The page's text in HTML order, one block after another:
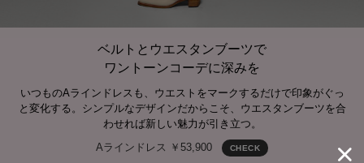
ベルトとウエスタンブーツで
ワントーンコーデに深みを
いつものAラインドレスも、ウエストをマークするだけで印象がぐっ
と変化する。シンプルなデザインだからこそ、ウエスタンブーツを合
わせれば新しい魅力が引き立つ。
Aラインドレス ￥53,900
CHECK